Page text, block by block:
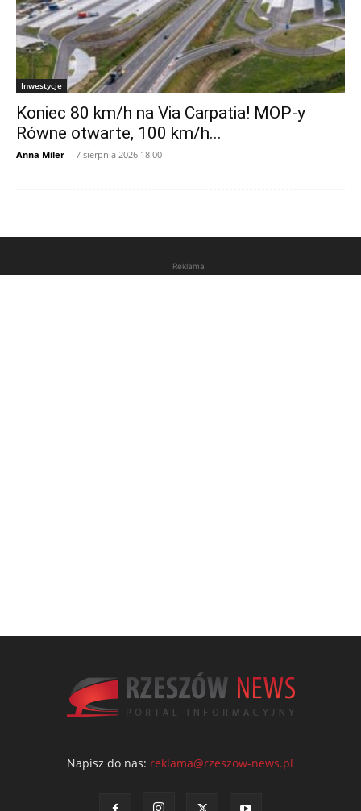
Inwestycje
Koniec 80 km/h na Via Carpatia! MOP-y
Równe otwarte, 100 km/h...
Anna Miler - 7 sierpnia 2026 18:00
Reklama
Napisz do nas: reklama@rzeszow-news.pl